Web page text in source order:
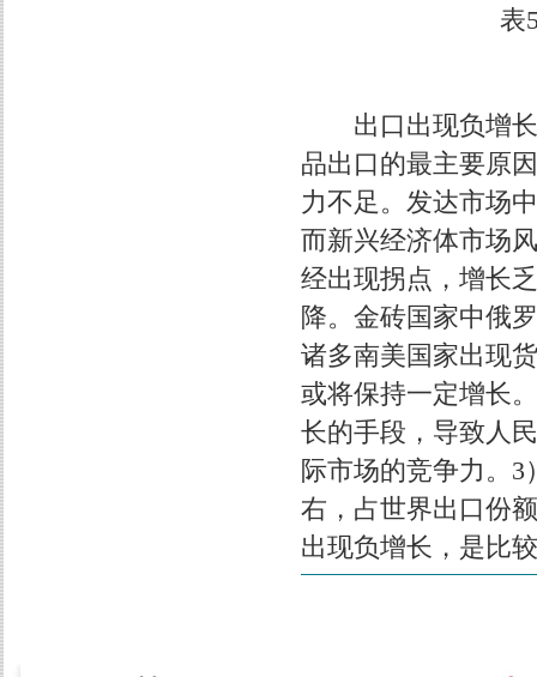
表
出口出现负增长
品出口的最主要原
力不足。发达市场
而新兴经济体市场
经出现拐点，增长
降。金砖国家中俄
诸多南美国家出现
或将保持一定增长
长的手段，导致人
际市场的竞争力。
右，占世界出口份
出现负增长，是比